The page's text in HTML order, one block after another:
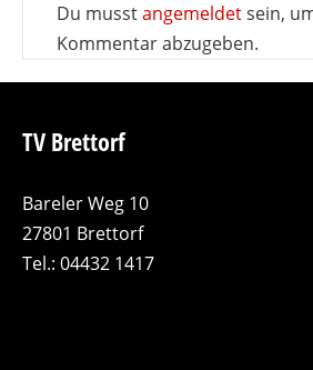
Du musstangemeldetsein,
Kommentar abzugeben.
TV Brettorf
Bareler Weg 10
27801 Brettorf
Tel.: 04432 1417